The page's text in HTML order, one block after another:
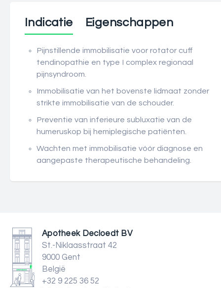
Indicatie Eigenschappen
Pijnstillende immobilisatie voor rotator cuff
tendinopathie en type I complex regionaal
pijnsyndroom.
Immobilisatie van het bovenste lidmaat zonder
strikte immobilisatie van de schouder.
Preventie van inferieure subluxatie van de
humeruskop bij hemiplegische patiënten.
Wachten met immobilisatie vóór diagnose en
aangepaste therapeutische behandeling.
Apotheek Decloedt BV
St.-Niklaasstraat 42
9000 Gent
België
+32 9 225 36 52